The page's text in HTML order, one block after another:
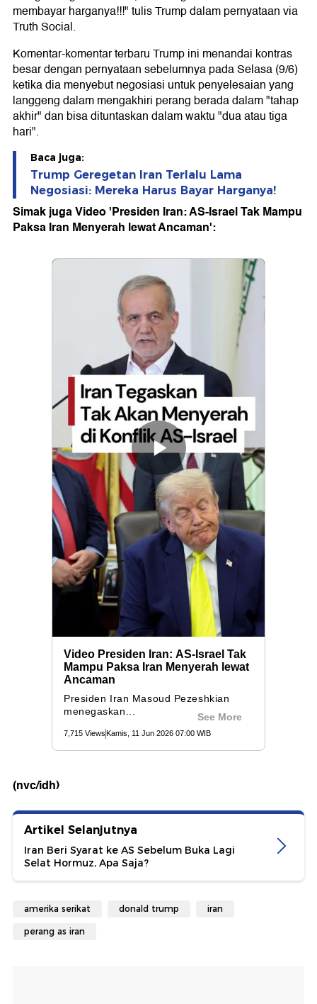
membayar harganya!!!" tulis Trump dalam pernyataan via
Truth Social.
Komentar-komentar terbaru Trump ini menandai kontras
besar dengan pernyataan sebelumnya pada Selasa (9/6)
ketika dia menyebut negosiasi untuk penyelesaian yang
langgeng dalam mengakhiri perang berada dalam "tahap
akhir" dan bisa dituntaskan dalam waktu "dua atau tiga
hari".
Baca juga:
Trump Geregetan Iran Terlalu Lama
Negosiasi: Mereka Harus Bayar Harganya!
Simak juga Video 'Presiden Iran: AS-Israel Tak Mampu
Paksa Iran Menyerah lewat Ancaman':
(nvc/idh)
Artikel Selanjutnya
Iran Beri Syarat ke AS Sebelum Buka Lagi
Selat Hormuz, Apa Saja?
amerika serikat donald trump iran
perang as iran